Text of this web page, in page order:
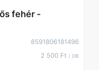
fehér -
8591806181496
2 500 Ft / DB